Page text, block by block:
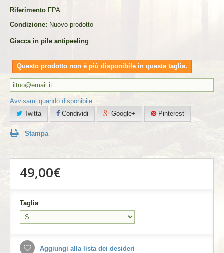
Riferimento FPA
Condizione: Nuovo prodotto
Giacca in pile antipeeling
Questo prodotto non è più disponibile in questa taglia.
Avvisami quando disponibile
Twitta
Condividi Google+ Pinterest
Stampa
49,00€
Taglia
Aggiungi alla lista dei desideri